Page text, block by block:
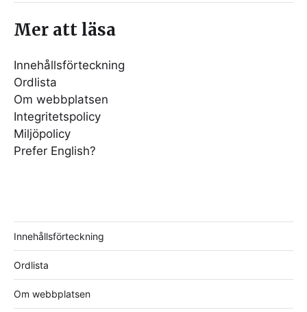
Mer att läsa
Innehållsförteckning
Ordlista
Om webbplatsen
Integritetspolicy
Miljöpolicy
Prefer English?
Innehållsförteckning
Ordlista
Om webbplatsen